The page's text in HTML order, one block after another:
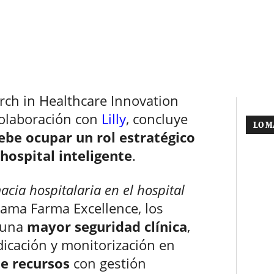
in Healthcare Innovation
con Lilly, concluye
ocupar un rol estratégico
inteligente.
hospitalaria en el hospital
Farma Excellence, los
mayor seguridad clínica,
y monitorización en
recursos con gestión
LO